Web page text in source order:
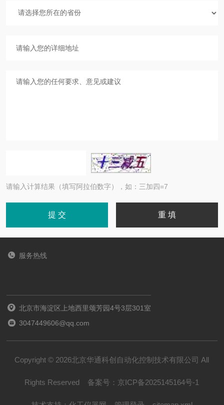
请输入计算结果（填写阿拉伯数字），如：三加四=7
服务热线
北京市海淀区上地西里颂芳园4号3层301室
3047449606@qq.com
Copyright © 2026北京华通科创自动化控制技术有限公司 All
Rights Reserved 备案号： 京ICP备2025145164号-1